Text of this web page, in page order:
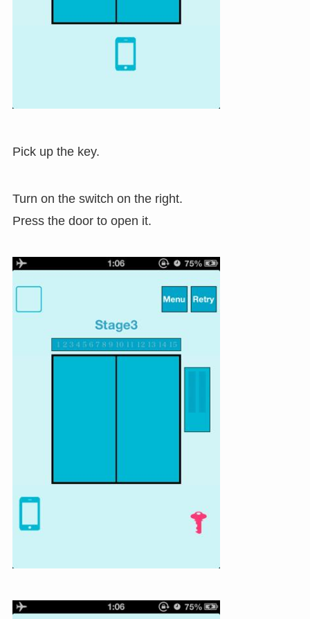
Pick up the key.
Turn on the switch on the right.
Press the door to open it.